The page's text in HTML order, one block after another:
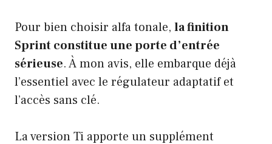
Pour bien choisir alfa tonale, la finition
Sprint constitue une porte d’entrée
sérieuse. À mon avis, elle embarque déjà
l’essentiel avec le régulateur adaptatif et
l’accès sans clé.
La version Ti apporte un supplément